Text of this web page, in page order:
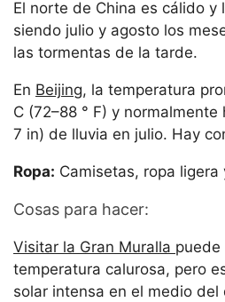
El norte de China es cálido y
siendo julio y agosto los
las tormentas de la tarde.
En Beijing, la temperatura
C (72–88 ° F) y
7 in) de lluvia en julio. Hay
Ropa: Camisetas, ropa ligera
Cosas para hacer:
Visitar la Gran Muralla puede
temperatura calurosa, pero
solar intensa en el medio del